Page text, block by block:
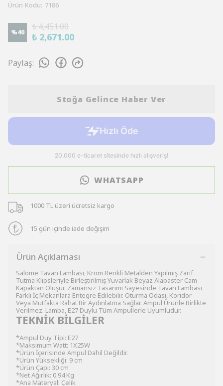
Ürün Kodu: 7186
%40
₺ 4,451.00
₺ 2,671.00
Paylaş:
Stoğa Gelince Haber Ver
WHATSAPP
1000 TL üzeri ücretsiz kargo
15 gün içinde iade değişim
Ürün Açıklaması
Salome Tavan Lambası, Krom Renkli Metalden Yapılmış Zarif
Tutma Klipsleriyle Birleştirilmiş Yuvarlak Beyaz Alabaster Cam
Kapaktan Oluşur. Zamansız Tasarımı Sayesinde Tavan Lambası
Farklı İç Mekanlara Entegre Edilebilir. Oturma Odası, Koridor
Veya Mutfakta Rahat Bir Aydınlatma Sağlar. Ampul Ürünle Birlikte
Verilmez. Lamba, E27 Duylu Tüm Ampullerle Uyumludur.
TEKNİK BİLGİLER
*Ampul Duy Tipi: E27
*Maksimum Watt: 1X25W
*Ürün İçerisinde Ampul Dahil Değildir.
*Ürün Yüksekliği: 9 cm
*Ürün Çapı: 30 cm
*Net Ağırlık: 0.94 Kg
*Ana Materyal: Çelik